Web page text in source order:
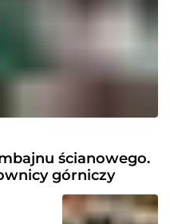
ścianowego.
górniczy